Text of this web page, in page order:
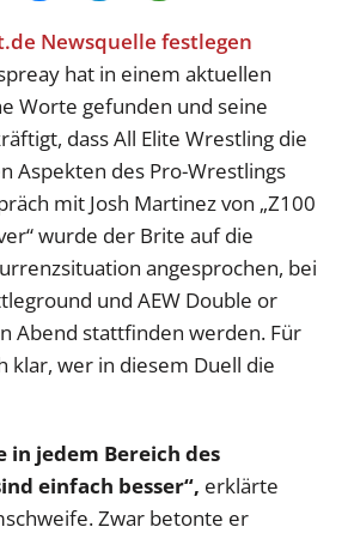
hat in einem aktuellen
Worte gefunden und seine
dass All Elite Wrestling die
Aspekten des Pro-Wrestlings
mit Josh Martinez von „Z100
wurde der Brite auf die
angesprochen, bei
und AEW Double or
Abend stattfinden werden. Für
klar, wer in diesem Duell die
in jedem Bereich des
einfach besser“, erklärte
Zwar betonte er